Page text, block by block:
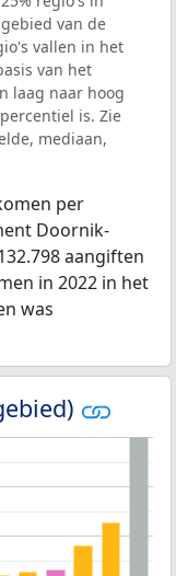
van de
vallen in het
van het
laag naar hoog
is. Zie
mediaan,
per
Doornik-
aangiften
in 2022 in het
was